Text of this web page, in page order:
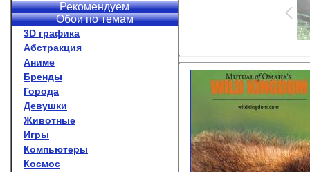
Рекомендуем
Обои по темам
3D графика
Абстракция
Аниме
Бренды
Города
Девушки
Животные
Игры
Компьютеры
Космос